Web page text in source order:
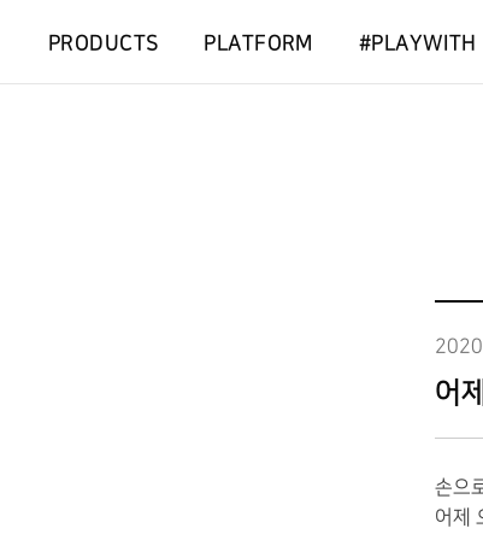
PRODUCTS PLATFORM #PLAYWITH
어
손으
어제